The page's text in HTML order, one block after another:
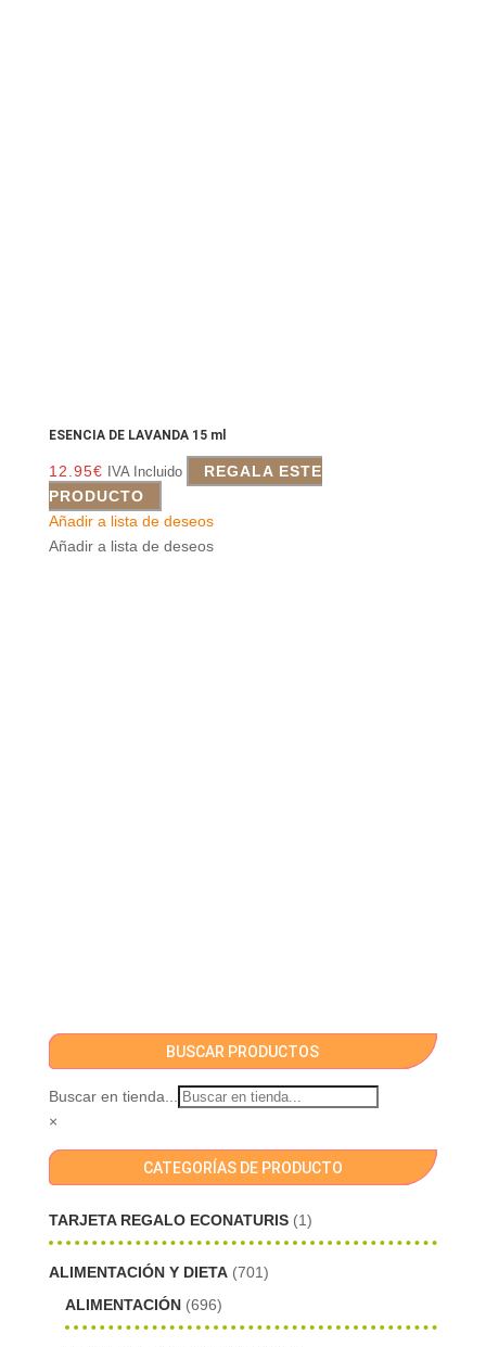
ESENCIA DE LAVANDA 15 ml
12.95€ IVA Incluido
REGALA ESTE
PRODUCTO
Añadir a lista de deseos
Añadir a lista de deseos
BUSCAR PRODUCTOS
Buscar en tienda...
×
CATEGORÍAS DE PRODUCTO
TARJETA REGALO ECONATURIS (1)
ALIMENTACIÓN Y DIETA (701)
ALIMENTACIÓN (696)